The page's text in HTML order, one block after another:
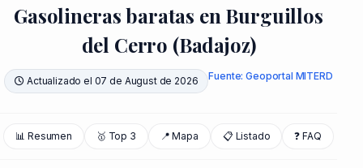
Gasolineras baratas en Burguillos
del Cerro (Badajoz)
Actualizado el 07 de August de 2026 Fuente: Geoportal MITERD
📊 Resumen 🥇 Top 3 📍 Mapa 📋 Listado ❓ FAQ